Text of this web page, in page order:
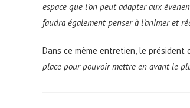
espace que l’on peut adapter aux
faudra également penser à l’animer et
Dans ce même entretien, le président
place pour pouvoir mettre en avant le